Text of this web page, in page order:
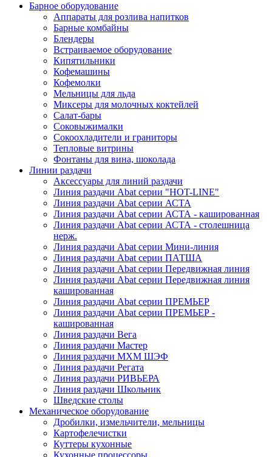
Барное оборудование
Аппараты для розлива напитков
Барные комбайны
Блендеры
Встраиваемое оборудование
Кипятильники
Кофемашины
Кофемолки
Мельницы для льда
Миксеры для молочных коктейлей
Салат-бары
Соковыжималки
Сокоохладители и граниторы
Тепловые витрины
Фонтаны для вина, шоколада
Линии раздачи
Аксессуары для линий раздачи
Линия раздачи Abat серии "HOT-LINE"
Линия раздачи Abat серии АСТА
Линия раздачи Abat серии АСТА - кашированная
Линия раздачи Abat серии АСТА - столешница
нерж.
Линия раздачи Abat серии Мини-линия
Линия раздачи Abat серии ПАТША
Линия раздачи Abat серии Передвижная линия
Линия раздачи Abat серии Передвижная линия
кашированная
Линия раздачи Abat серии ПРЕМЬЕР
Линия раздачи Abat серии ПРЕМЬЕР -
кашированная
Линия раздачи Вега
Линия раздачи Мастер
Линия раздачи МХМ ШЭФ
Линия раздачи Регата
Линия раздачи РИВЬЕРА
Линия раздачи Школьник
Шведские столы
Механическое оборудование
Дробилки, измельчители, мельницы
Картофелечистки
Куттеры кухонные
Кухонные процессоры